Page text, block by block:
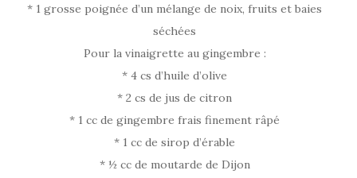
* 1 grosse poignée d’un mélange de noix, fruits et baies
séchées
Pour la vinaigrette au gingembre :
* 4 cs d’huile d’olive
* 2 cs de jus de citron
* 1 cc de gingembre frais finement râpé
* 1 cc de sirop d’érable
* ½ cc de moutarde de Dijon